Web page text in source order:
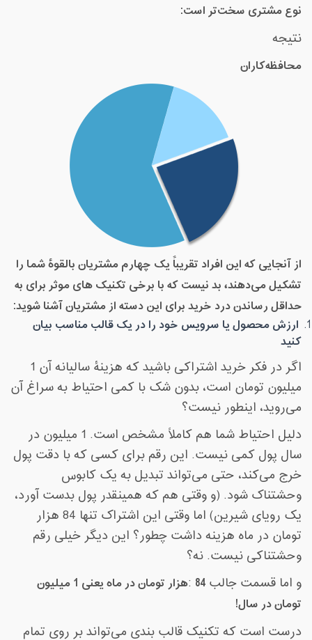
نوع مشتری سخت‌تر است:
نتیجه
محافظه‌کاران
از آنجایی که این افراد تقریباً یک چهارم مشتریان بالقوۀ شما را
تشکیل می‌دهند، بد نیست که با برخی تکنیک‌ های موثر برای به
حداقل رساندن درد خرید برای این دسته از مشتریان آشنا شوید:
ارزش محصول یا سرویس خود را در یک قالب مناسب بیان
کنید
اگر در فکر خرید اشتراکی باشید که هزینۀ سالیانه آن 1
میلیون تومان است، بدون شک با کمی احتیاط به سراغ آن
می‌روید، اینطور نیست؟
دلیل احتیاط شما هم کاملاً مشخص است. 1 میلیون در
سال پول کمی نیست. این رقم برای کسی که با دقت پول
خرج می‌کند، حتی می‌تواند تبدیل به یک کابوس
وحشتناک شود. (و وقتی هم که همینقدر پول بدست آورد،
یک رویای شیرین) اما وقتی این اشتراک تنها 84 هزار
تومان در ماه هزینه داشت چطور؟ این دیگر خیلی رقم
وحشتناکی نیست. نه؟
و اما قسمت جالب
: 84
هزار تومان در ماه یعنی 1 میلیون
تومان در سال!
درست است که تکنیک قالب بندی می‌تواند بر روی تمام